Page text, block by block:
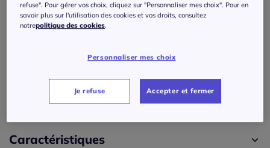
Veuillez sélectionner une taille
En stock
42 -En stock
J'ajoute au panier
Caractéristiques
refuse". Pour gérer vos choix, cliquez sur "Personnaliser mes choix". Pour en
savoir plus sur l'utilisation des cookies et vos droits, consultez
notrepolitique des cookies.
Personnaliser mes choix
Je refuse Accepter et fermer